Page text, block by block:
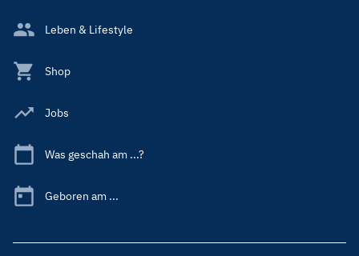
Leben & Lifestyle
Shop
Jobs
Was geschah am ...?
Geboren am ...